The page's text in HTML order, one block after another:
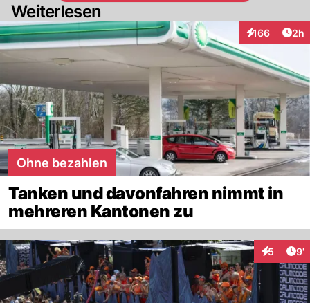
Weiterlesen
166
Interaktionen
2h
Ohne bezahlen
Tanken und davonfahren nimmt in
mehreren Kantonen zu
5 9'